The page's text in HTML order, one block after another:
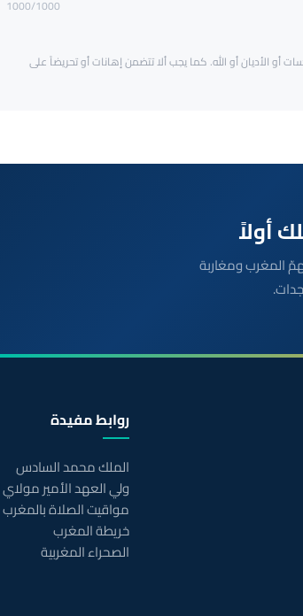
1000/1000
أو الأديان أو الله. كما يجب ألا تتضمن إهانات أو تحريضاً على
تهمّ المغرب ومغاربة
روابط مفيدة
الملك محمد السادس
ولي العهد الأمير
مواقيت الصلاة بالمغرب
خريطة المغرب
الصحراء المغربية